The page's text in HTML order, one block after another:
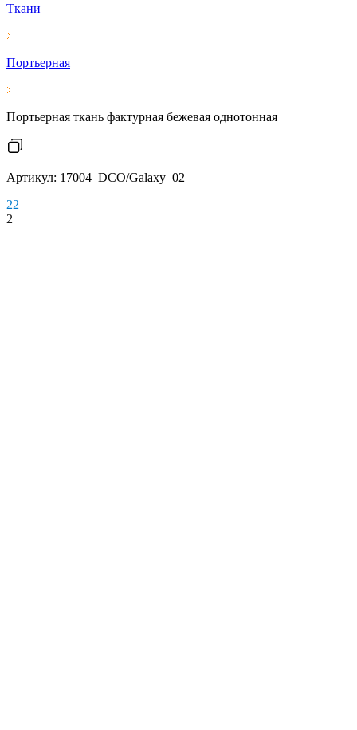
Ткани
Портьерная
Портьерная ткань фактурная бежевая однотонная
Артикул: 17004_DCO/Galaxy_02
22
2